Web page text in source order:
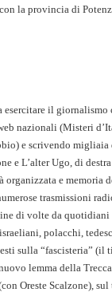
la provincia di
esercitare il giornalismo
nazionali (Misteri
e scrivendo
e L’alter Ugo, di
organizzata e memoria
trasmissioni
di volte da quotidiani
polacchi,
sulla “fascisteria” (il
lemma della
Oreste Scalzone),